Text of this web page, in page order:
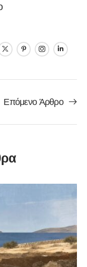
Επόμενο Άρθρο